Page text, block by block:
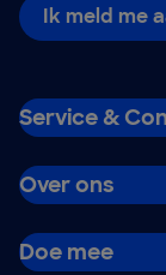
Ik meld me
Service &
Over ons
Doe mee